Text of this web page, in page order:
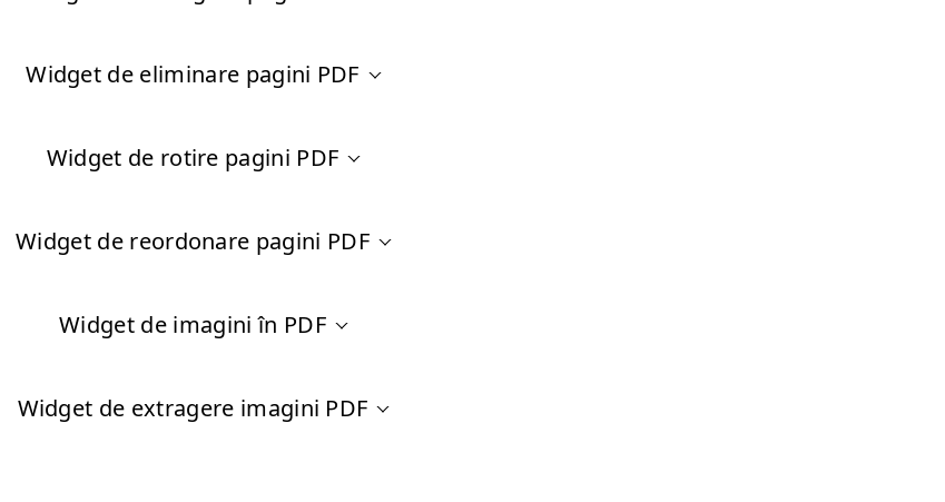
Widget de eliminare pagini PDF
Widget de rotire pagini PDF
Widget de reordonare pagini PDF
Widget de imagini în PDF
Widget de extragere imagini PDF